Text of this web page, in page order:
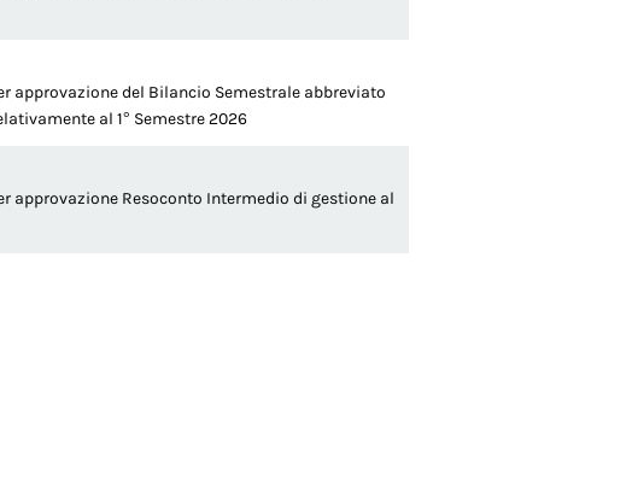
approvazione del Bilancio Semestrale abbreviato
al 1° Semestre 2026
approvazione Resoconto Intermedio di gestione al